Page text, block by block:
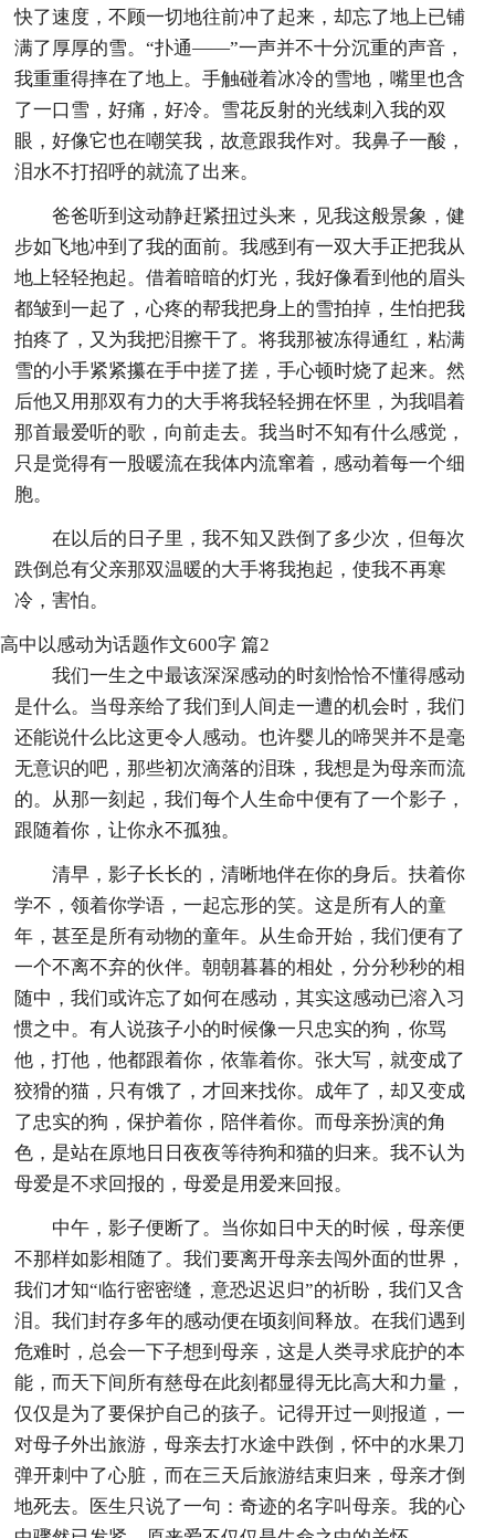
快了速度，不顾一切地往前冲了起来，却忘了地上已铺
满了厚厚的雪。“扑通——”一声并不十分沉重的声音，
我重重得摔在了地上。手触碰着冰冷的雪地，嘴里也含
了一口雪，好痛，好冷。雪花反射的光线刺入我的双
眼，好像它也在嘲笑我，故意跟我作对。我鼻子一酸，
泪水不打招呼的就流了出来。
爸爸听到这动静赶紧扭过头来，见我这般景象，健
步如飞地冲到了我的面前。我感到有一双大手正把我从
地上轻轻抱起。借着暗暗的灯光，我好像看到他的眉头
都皱到一起了，心疼的帮我把身上的雪拍掉，生怕把我
拍疼了，又为我把泪擦干了。将我那被冻得通红，粘满
雪的小手紧紧攥在手中搓了搓，手心顿时烧了起来。然
后他又用那双有力的大手将我轻轻拥在怀里，为我唱着
那首最爱听的歌，向前走去。我当时不知有什么感觉，
只是觉得有一股暖流在我体内流窜着，感动着每一个细
胞。
在以后的日子里，我不知又跌倒了多少次，但每次
跌倒总有父亲那双温暖的大手将我抱起，使我不再寒
冷，害怕。
高中以感动为话题作文600字 篇2
我们一生之中最该深深感动的时刻恰恰不懂得感动
是什么。当母亲给了我们到人间走一遭的机会时，我们
还能说什么比这更令人感动。也许婴儿的啼哭并不是毫
无意识的吧，那些初次滴落的泪珠，我想是为母亲而流
的。从那一刻起，我们每个人生命中便有了一个影子，
跟随着你，让你永不孤独。
清早，影子长长的，清晰地伴在你的身后。扶着你
学不，领着你学语，一起忘形的笑。这是所有人的童
年，甚至是所有动物的童年。从生命开始，我们便有了
一个不离不弃的伙伴。朝朝暮暮的相处，分分秒秒的相
随中，我们或许忘了如何在感动，其实这感动已溶入习
惯之中。有人说孩子小的时候像一只忠实的狗，你骂
他，打他，他都跟着你，依靠着你。张大写，就变成了
狡猾的猫，只有饿了，才回来找你。成年了，却又变成
了忠实的狗，保护着你，陪伴着你。而母亲扮演的角
色，是站在原地日日夜夜等待狗和猫的归来。我不认为
母爱是不求回报的，母爱是用爱来回报。
中午，影子便断了。当你如日中天的时候，母亲便
不那样如影相随了。我们要离开母亲去闯外面的世界，
我们才知“临行密密缝，意恐迟迟归”的祈盼，我们又含
泪。我们封存多年的感动便在顷刻间释放。在我们遇到
危难时，总会一下子想到母亲，这是人类寻求庇护的本
能，而天下间所有慈母在此刻都显得无比高大和力量，
仅仅是为了要保护自己的孩子。记得开过一则报道，一
对母子外出旅游，母亲去打水途中跌倒，怀中的水果刀
弹开刺中了心脏，而在三天后旅游结束归来，母亲才倒
地死去。医生只说了一句：奇迹的名字叫母亲。我的心